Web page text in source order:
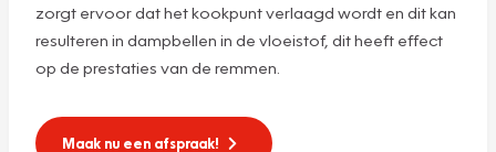
zorgt ervoor dat het kookpunt verlaagd wordt en dit kan
resulteren in dampbellen in de vloeistof, dit heeft effect
op de prestaties van de remmen.
Maak nu een afspraak!